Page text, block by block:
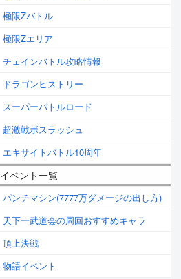
極限Zバトル
極限Zエリア
チェインバトル攻略情報
ドラゴンヒストリー
スーパーバトルロード
超激戦ボスラッシュ
エキサイトバトル10周年
イベント一覧
パンチマシン(7777万ダメージの出し方)
天下一武道会の周回おすすめキャラ
頂上決戦
物語イベント